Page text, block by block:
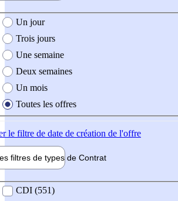
création de l'offre
Un jour
Trois jours
Une semaine
Deux semaines
Un mois
Toutes les offres
le filtre de date de création de l'offre
filtres de types de Contrat
contrat
CDI (551)